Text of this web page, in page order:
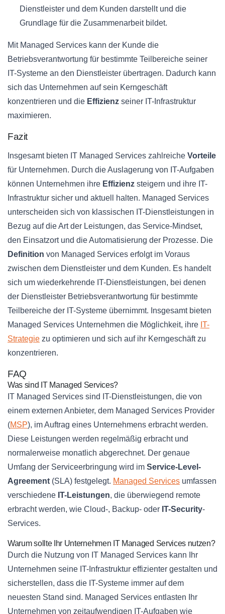
Dienstleister und dem Kunden darstellt und die
Grundlage für die Zusammenarbeit bildet.
Mit Managed Services kann der Kunde die
Betriebsverantwortung für bestimmte Teilbereiche seiner
IT-Systeme an den Dienstleister übertragen. Dadurch kann
sich das Unternehmen auf sein Kerngeschäft
konzentrieren und die Effizienz seiner IT-Infrastruktur
maximieren.
Fazit
Insgesamt bieten IT Managed Services zahlreiche Vorteile
für Unternehmen. Durch die Auslagerung von IT-Aufgaben
können Unternehmen ihre Effizienz steigern und ihre IT-
Infrastruktur sicher und aktuell halten. Managed Services
unterscheiden sich von klassischen IT-Dienstleistungen in
Bezug auf die Art der Leistungen, das Service-Mindset,
den Einsatzort und die Automatisierung der Prozesse. Die
Definition von Managed Services erfolgt im Voraus
zwischen dem Dienstleister und dem Kunden. Es handelt
sich um wiederkehrende IT-Dienstleistungen, bei denen
der Dienstleister Betriebsverantwortung für bestimmte
Teilbereiche der IT-Systeme übernimmt. Insgesamt bieten
Managed Services Unternehmen die Möglichkeit, ihre IT-
Strategie zu optimieren und sich auf ihr Kerngeschäft zu
konzentrieren.
FAQ
Was sind IT Managed Services?
IT Managed Services sind IT-Dienstleistungen, die von
einem externen Anbieter, dem Managed Services Provider
(MSP), im Auftrag eines Unternehmens erbracht werden.
Diese Leistungen werden regelmäßig erbracht und
normalerweise monatlich abgerechnet. Der genaue
Umfang der Serviceerbringung wird im Service-Level-
Agreement (SLA) festgelegt. Managed Services umfassen
verschiedene IT-Leistungen, die überwiegend remote
erbracht werden, wie Cloud-, Backup- oder IT-Security-
Services.
Warum sollte Ihr Unternehmen IT Managed Services nutzen?
Durch die Nutzung von IT Managed Services kann Ihr
Unternehmen seine IT-Infrastruktur effizienter gestalten und
sicherstellen, dass die IT-Systeme immer auf dem
neuesten Stand sind. Managed Services entlasten Ihr
Unternehmen von zeitaufwendigen IT-Aufgaben wie